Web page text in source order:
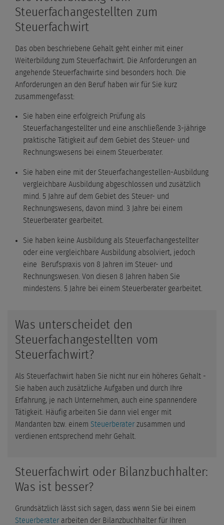
Steuerfachangestellten zum
Steuerfachwirt
Das oben beschriebene Gehalt geht einher mit einer
Weiterbildung zum Steuerfachwirt. Die Anforderungen an
angehende Steuerfachwirte sind besonders hoch. Die
Anforderungen an den Beruf haben wir für Sie kurz
zusammengefasst:
Sie haben eine erfolgreich Prüfung als
Steuerfachangestellter und eine anschließende 3-jährige
praktische Tätigkeit auf dem Gebiet des Steuer- und
Rechnungswesens bei einem Steuerberater.
Sie haben eine mit der Steuerfachangestellen-Ausbildung
vergleichbare Ausbildung abgeschlossen und zusätzlich
mind. 5 Jahre auf dem Gebiet des Steuer- und
Rechnungswesens, davon mind. 3 Jahre bei einem
Steuerberater gearbeitet.
Sie haben keine Ausbildung als Steuerfachangestellter
oder eine vergleichbare Ausbildung absolviert, jedoch
eine Berufspraxis von 8 Jahren im Steuer- und
Rechnungswesen. Von diesen 8 Jahren haben Sie
mindestens. 5 Jahre bei einem Steuerberater gearbeitet.
Was unterscheidet den
Steuerfachangestellten vom
Steuerfachwirt?
Als Steuerfachwirt haben Sie nicht nur ein höheres Gehalt -
Sie haben auch zusätzliche Aufgaben und durch Ihre
Erfahrung, je nach Unternehmen, auch eine spannendere
Tätigkeit. Häufig arbeiten Sie dann viel enger mit
Mandanten bzw. einem Steuerberater zusammen und
verdienen entsprechend mehr Gehalt.
Steuerfachwirt oder Bilanzbuchhalter:
Was ist besser?
Grundsätzlich lässt sich sagen, dass wenn Sie bei einem
Steuerberater arbeiten der Bilanzbuchhalter für Ihren